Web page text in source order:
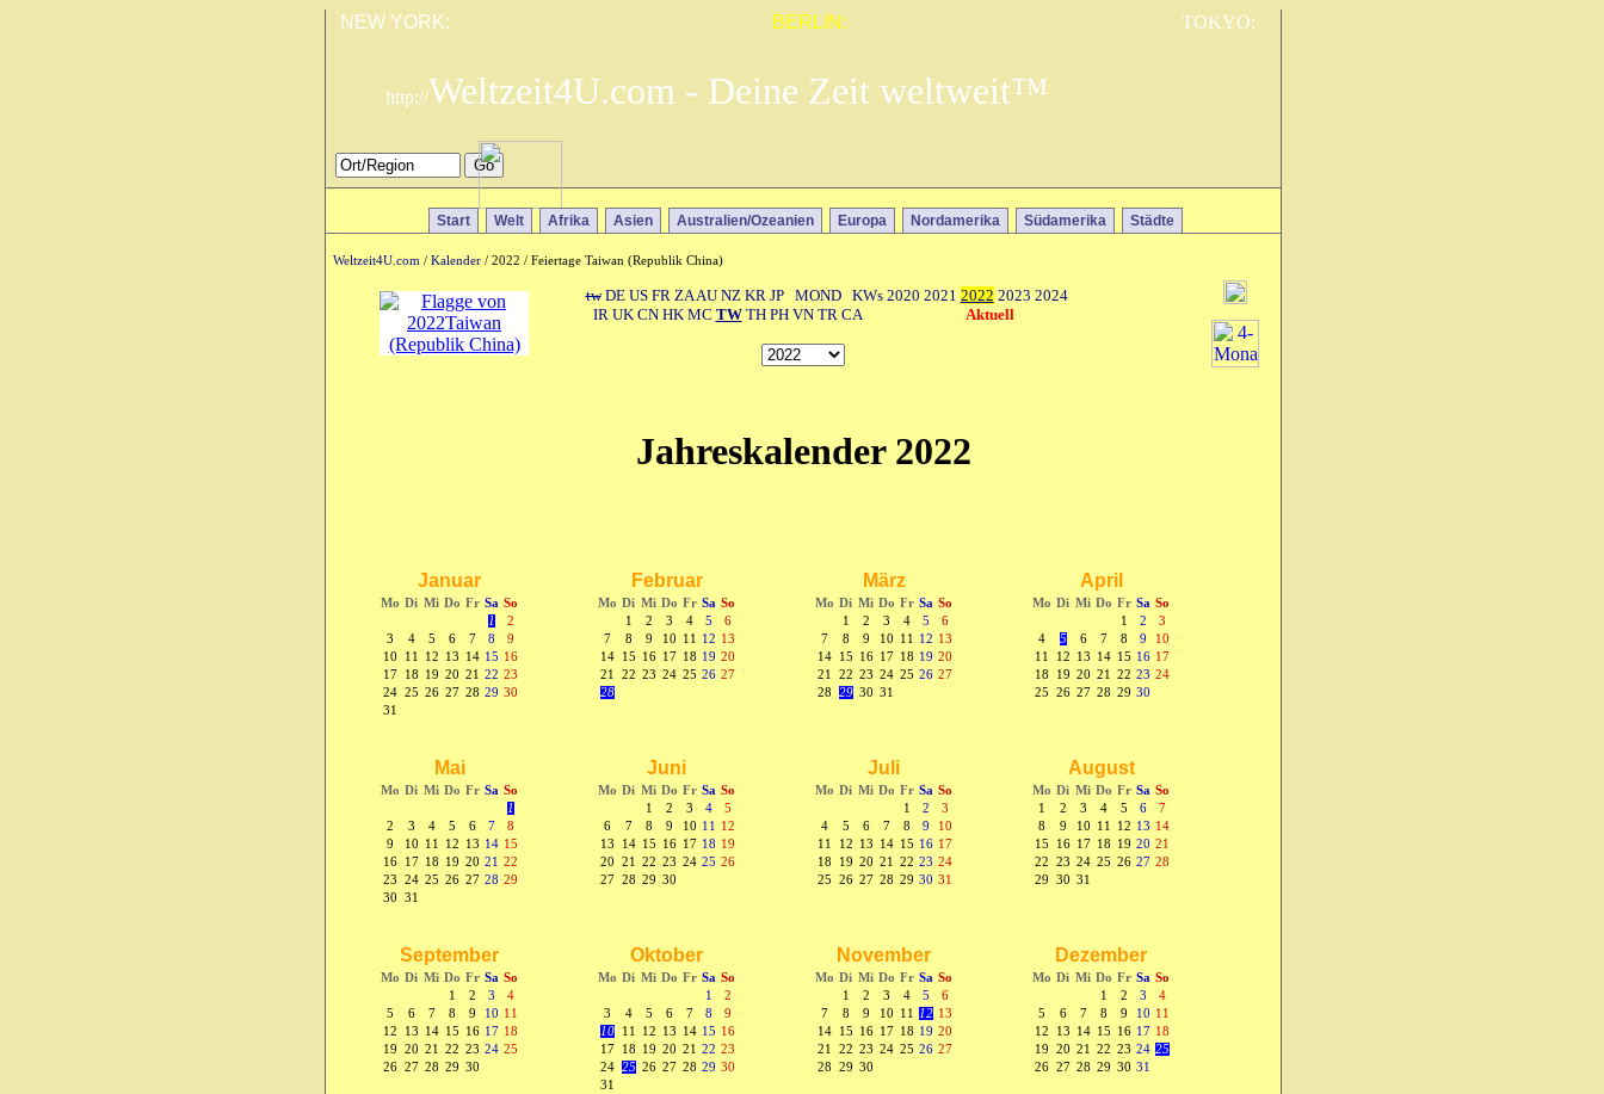
NEW YORK: BERLIN: TOKYO:
http://Weltzeit4U.com - Deine Zeit weltweit™
Start Welt Afrika Asien Australien/Ozeanien Europa Nordamerika Südamerika Städte
Weltzeit4U.com / Kalender / 2022 / Feiertage Taiwan (Republik China)
tw DE US FR ZAAU NZ KR JP MOND KWs 2020 2021 2022 2023 2024
IR UK CN HK MC TW TH PH VN TR CA Aktuell
Jahreskalender 2022
Januar
Mo Di Mi Do Fr Sa So
1
2
3
4 5 6 7 8
9
10
11 12 13 14 15 16
17
18 19 20 21 22 23
24 25 26 27 28 29 30
31
Februar
Mo Di Mi Do Fr Sa So
1
2 3 4 5
6
7
8 9 10 11 12 13
14
15 16 17 18 19 20
21
22 23 24 25 26 27
28
März
Mo Di Mi Do Fr Sa So
1
2 3 4 5
6
7
8 9 10 11 12 13
14
15 16 17 18 19 20
21
22 23 24 25 26 27
28
29 30 31
April
Mo Di Mi Do Fr Sa So
1
2
3
4
5 6 7 8 9
10
11
12 13 14 15 16 17
18
19 20 21 22 23 24
25
26 27 28 29 30
Mai
Mo Di Mi Do Fr Sa So
1
2
3 4 5 6 7
8
9
10 11 12 13 14 15
16
17 18 19 20 21 22
23
24 25 26 27 28 29
30
31
Juni
Mo Di Mi Do Fr Sa So
1
2 3 4
5
6
7 8 9 10 11 12
13
14 15 16 17 18 19
20
21 22 23 24 25 26
27 28 29 30
Juli
Mo Di Mi Do Fr Sa So
1
2
3
4
5 6 7 8 9
10
11
12 13 14 15 16 17
18
19 20 21 22 23 24
25
26 27 28 29 30 31
August
Mo Di Mi Do Fr Sa So
1
2 3 4 5 6
7
8
9 10 11 12 13 14
15
16 17 18 19 20 21
22
23 24 25 26 27 28
29
30 31
September
Mo Di Mi Do Fr Sa So
1
2 3
4
5
6 7 8 9 10 11
12
13 14 15 16 17 18
19
20 21 22 23 24 25
26 27 28 29 30
Oktober
Mo Di Mi Do Fr Sa So
1
2
3
4 5 6 7 8
9
10
11 12 13 14 15 16
17
18 19 20 21 22 23
24 25 26 27 28 29 30
31
November
Mo Di Mi Do Fr Sa So
1
2 3 4 5
6
7
8 9 10 11 12 13
14
15 16 17 18 19 20
21
22 23 24 25 26 27
28
29 30
Dezember
Mo Di Mi Do Fr Sa So
1
2 3
4
5
6 7 8 9 10 11
12
13 14 15 16 17 18
19
20 21 22 23 24 25
26 27 28 29 30 31